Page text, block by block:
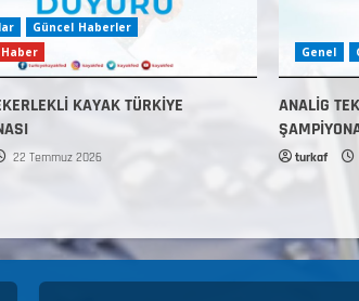
Güncel Haberler
KAYAK TÜRKİYE
22 Temmuz 2026
Genel
ANALİG
turkaf